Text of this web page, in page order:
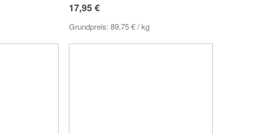
17,95 €
Grundpreis: 89,75 €/ kg